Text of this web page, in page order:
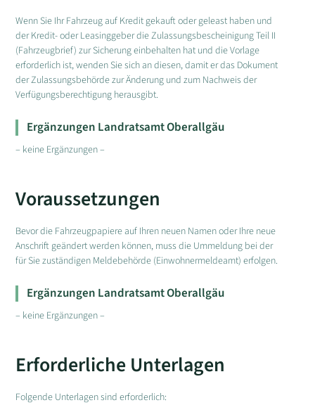
Wenn Sie Ihr Fahrzeug auf Kredit gekauft oder geleast haben und
der Kredit- oder Leasinggeber die Zulassungsbescheinigung Teil II
(Fahrzeugbrief) zur Sicherung einbehalten hat und die Vorlage
erforderlich ist, wenden Sie sich an diesen, damit er das Dokument
der Zulassungsbehörde zur Änderung und zum Nachweis der
Verfügungsberechtigung herausgibt.
Ergänzungen Landratsamt Oberallgäu
– keine Ergänzungen –
Voraussetzungen
Bevor die Fahrzeugpapiere auf Ihren neuen Namen oder Ihre neue
Anschrift geändert werden können, muss die Ummeldung bei der
für Sie zuständigen Meldebehörde (Einwohnermeldeamt) erfolgen.
Ergänzungen Landratsamt Oberallgäu
– keine Ergänzungen –
Erforderliche Unterlagen
Folgende Unterlagen sind erforderlich: